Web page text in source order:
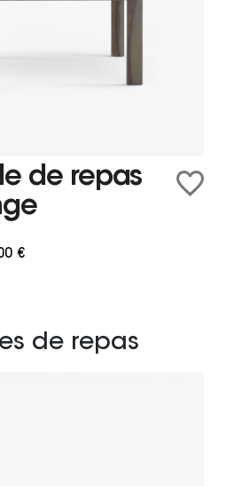
de repas
€
de repas